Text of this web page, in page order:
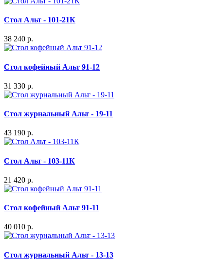
Стол Альт - 101-21К
38 240 р.
Стол кофейный Альт 91-12
31 330 р.
Стол журнальный Альт - 19-11
43 190 р.
Стол Альт - 103-11К
21 420 р.
Стол кофейный Альт 91-11
40 010 р.
Стол журнальный Альт - 13-13